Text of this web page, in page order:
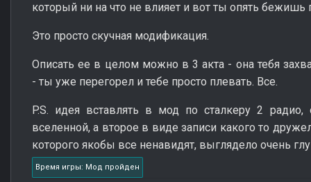
который ни на что не влияет и вот ты опять
Это просто скучная модификация.
Описать ее в целом можно в 3 акта - она тебя
- ты уже перегорел и тебе просто плевать. Все.
P.S. идея вставлять в мод по сталкеру 2
вселенной, а второе в виде записи какого то
которого якобы все ненавидят, выглядело очень
Время игры: Мод пройден